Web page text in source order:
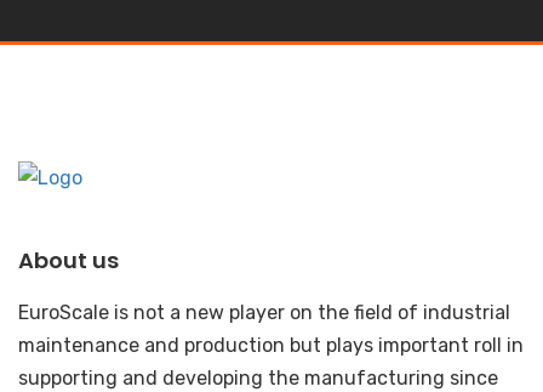
About us
EuroScale is not a new player on the field of industrial
maintenance and production but plays important roll in
supporting and developing the manufacturing since